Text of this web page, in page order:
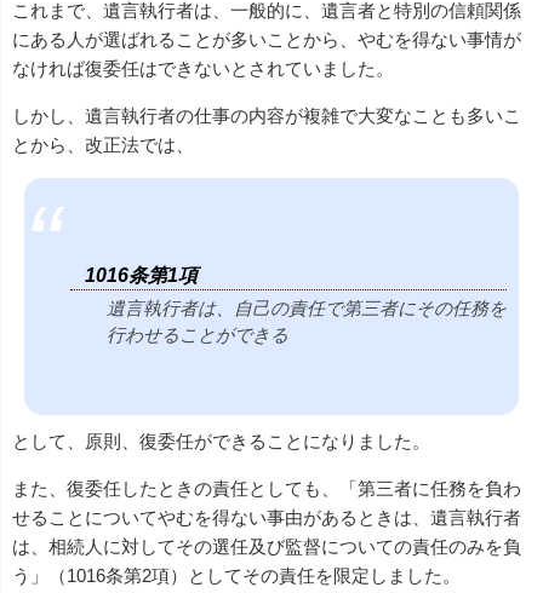
これまで、遺言執行者は、一般的に、遺言者と特別の信頼関係
にある人が選ばれることが多いことから、やむを得ない事情が
なければ復委任はできないとされていました。
しかし、遺言執行者の仕事の内容が複雑で大変なことも多いこ
とから、改正法では、
1016条第1項
遺言執行者は、自己の責任で第三者にその任務を
行わせることができる
として、原則、復委任ができることになりました。
また、復委任したときの責任としても、「第三者に任務を負わ
せることについてやむを得ない事由があるときは、遺言執行者
は、相続人に対してその選任及び監督についての責任のみを負
う」（1016条第2項）としてその責任を限定しました。